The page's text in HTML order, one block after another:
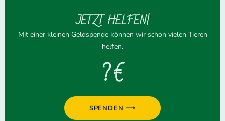
JETZT HELFEN!
Mit einer kleinen Geldspende können wir schon vielen Tieren
helfen.
? €
SPENDEN ⟶